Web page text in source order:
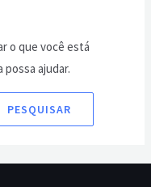
o que você está
ajudar.